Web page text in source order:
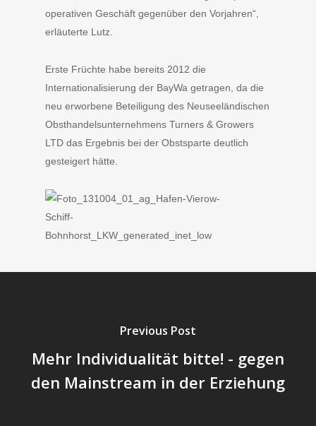
operativen Geschäft gegenüber den Vorjahren“,
erläuterte Lutz.
Erste Früchte habe bereits 2012 die
Internationalisierung der BayWa getragen, da die
neu erworbene Beteiligung des Neuseeländischen
Obsthandelsunternehmens Turners & Growers
LTD das Ergebnis bei der Obstsparte deutlich
gesteigert hätte.
Previous Post
Mehr Individualität bitte! - gegen
den Mainstream in der Erziehung